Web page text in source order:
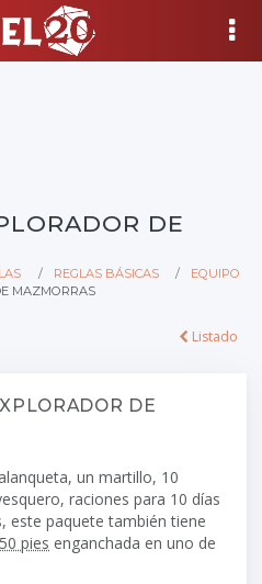
DE
REGLAS BÁSICAS
EQUIPO
MAZMORRAS
Listado
DE
un martillo, 10
raciones para 10 días
este paquete también tiene
50 pies enganchada en uno de